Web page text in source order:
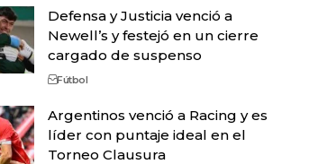
Defensa y Justicia venció a
Newell’s y festejó en un cierre
cargado de suspenso
Fútbol
Argentinos venció a Racing y es
líder con puntaje ideal en el
Torneo Clausura